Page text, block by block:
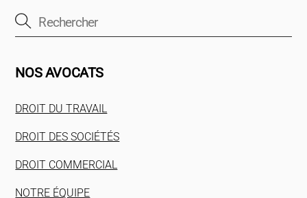
NOS AVOCATS
DROIT DU TRAVAIL
DROIT DES SOCIÉTÉS
DROIT COMMERCIAL
NOTRE ÉQUIPE